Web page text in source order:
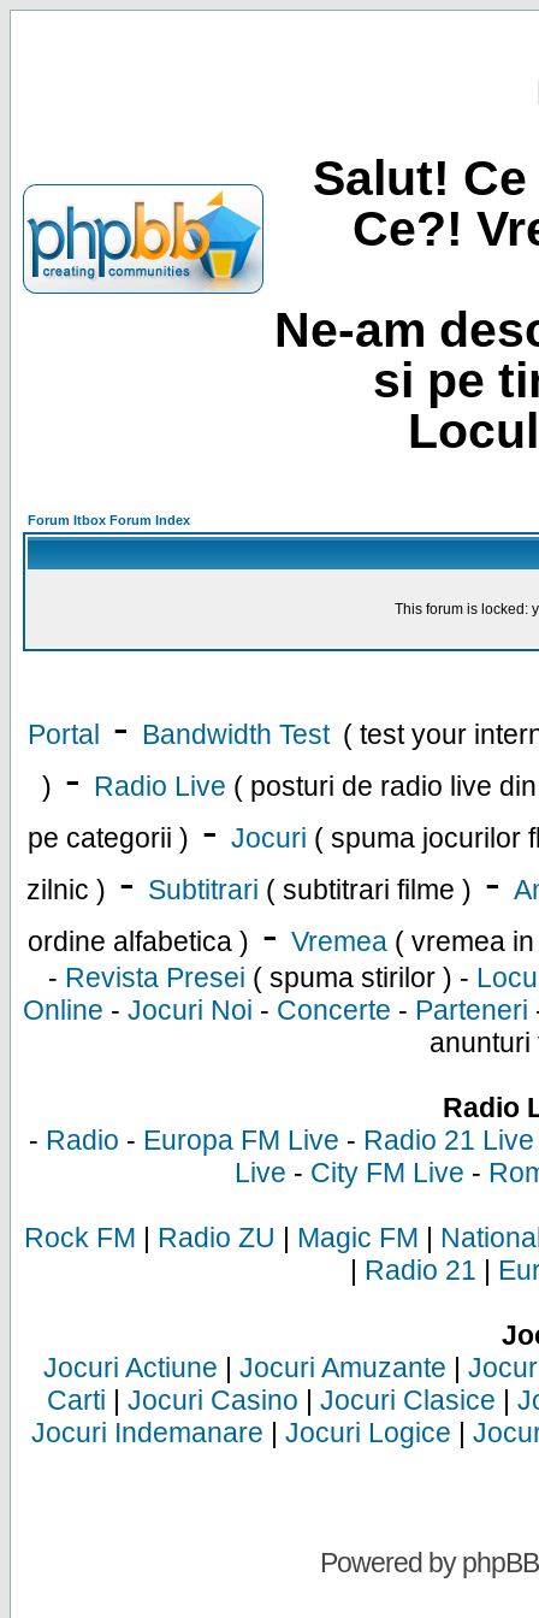
Salut!
Ce?!
Ne-am
si pe
Forum Itbox Forum Index
This forum is locked:
Portal - Bandwidth Test ( test your
) - Radio Live ( posturi de radio live
pe categorii ) - Jocuri ( spuma jocurilor
zilnic ) - Subtitrari ( subtitrari filme ) -
ordine alfabetica ) - Vremea ( vremea
- Revista Presei ( spuma stirilor ) -
Online - Jocuri Noi - Concerte - Parteneri
anunturi
Radio
- Radio - Europa FM Live - Radio 21 Live
Live - City FM Live -
Rock FM | Radio ZU | Magic FM |
| Radio 21 |
Jocuri Actiune | Jocuri Amuzante |
Carti | Jocuri Casino | Jocuri Clasice |
Jocuri Indemanare | Jocuri Logice |
Powered byphpBB